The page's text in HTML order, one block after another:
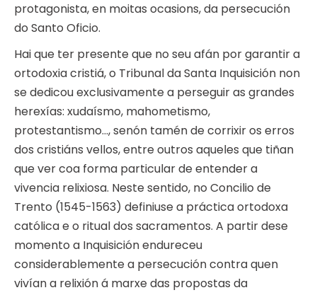
protagonista, en moitas ocasions, da persecución
do Santo Oficio.
Hai que ter presente que no seu afán por garantir a
ortodoxia cristiá, o Tribunal da Santa Inquisición non
se dedicou exclusivamente a perseguir as grandes
herexías: xudaísmo, mahometismo,
protestantismo…, senón tamén de corrixir os erros
dos cristiáns vellos, entre outros aqueles que tiñan
que ver coa forma particular de entender a
vivencia relixiosa. Neste sentido, no Concilio de
Trento (1545-1563) definiuse a práctica ortodoxa
católica e o ritual dos sacramentos. A partir dese
momento a Inquisición endureceu
considerablemente a persecución contra quen
vivían a relixión á marxe das propostas da